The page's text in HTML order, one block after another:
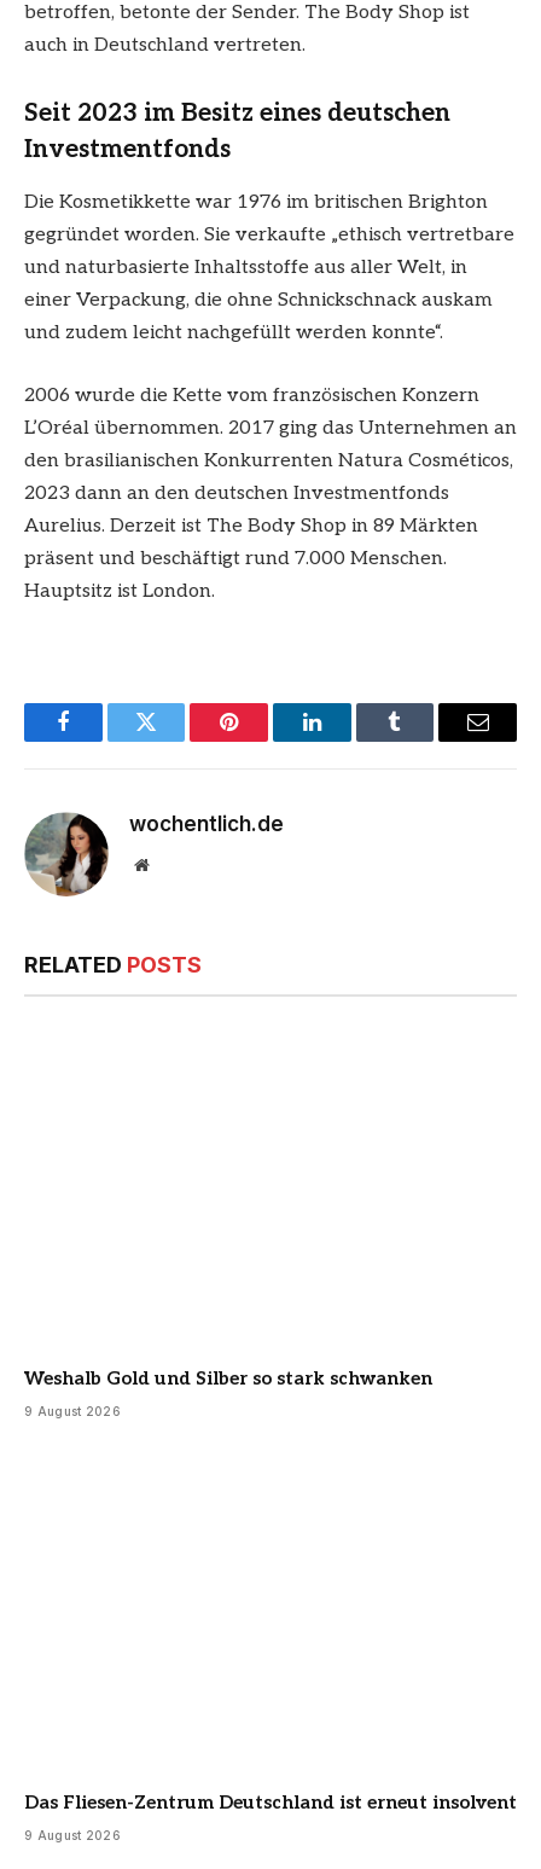
betroffen, betonte der Sender. The Body Shop ist
auch in Deutschland vertreten.
Seit 2023 im Besitz eines deutschen
Investmentfonds
Die Kosmetikkette war 1976 im britischen Brighton
gegründet worden. Sie verkaufte „ethisch vertretbare
und naturbasierte Inhaltsstoffe aus aller Welt, in
einer Verpackung, die ohne Schnickschnack auskam
und zudem leicht nachgefüllt werden konnte“.
2006 wurde die Kette vom französischen Konzern
L’Oréal übernommen. 2017 ging das Unternehmen an
den brasilianischen Konkurrenten Natura Cosméticos,
2023 dann an den deutschen Investmentfonds
Aurelius. Derzeit ist The Body Shop in 89 Märkten
präsent und beschäftigt rund 7.000 Menschen.
Hauptsitz ist London.
FacebookTwitter Pinterest LinkedInTumblr Email
wochentlich.de
Website
RELATED POSTS
Weshalb Gold und Silber so stark schwanken
9 August 2026
Das Fliesen-Zentrum Deutschland ist erneut insolvent
9 August 2026